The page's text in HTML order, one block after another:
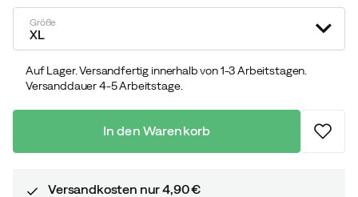
Größe
XL
Auf Lager. Versandfertig innerhalb von 1-3 Arbeitstagen.
Versanddauer 4-5 Arbeitstage.
In den Warenkorb
Versandkosten nur 4,90 €